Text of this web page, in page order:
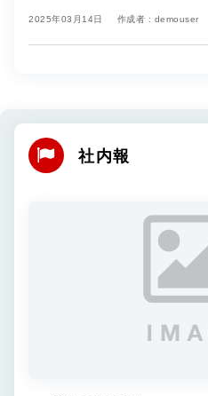
2025年03月14日 作成者 : demouser
社内報